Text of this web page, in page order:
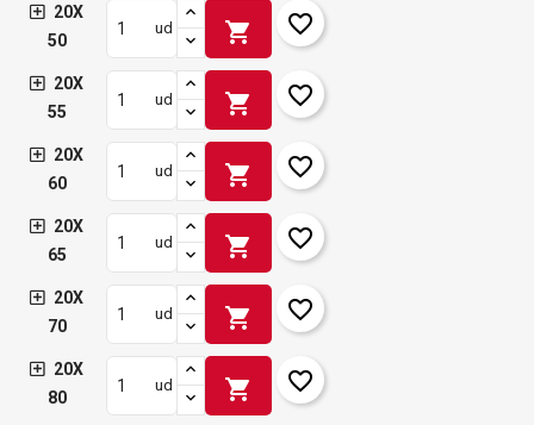
20X
50
ud shopping_cart favorite_border
20X
55
ud shopping_cart favorite_border
20X
60
ud shopping_cart favorite_border
20X
65
ud shopping_cart favorite_border
20X
70
ud shopping_cart favorite_border
20X
80
ud shopping_cart favorite_border